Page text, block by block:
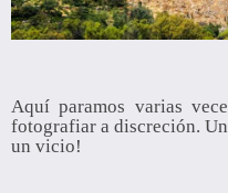
Aquí paramos varias
fotografiar a discreción.
un vicio!